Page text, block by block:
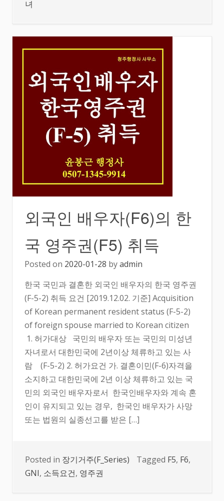
녀
외국인 배우자(F6)의 한
국 영주권(F5) 취득
Posted on 2020-01-28 byadmin
한국 국민과 결혼한 외국인 배우자의 한국 영주권
(F-5-2) 취득 요건 [2019.12.02. 기준] Acquisition
of Korean permanent resident status (F-5-2)
of foreign spouse married to Korean citizen
1. 허가대상 국민의 배우자 또는 국민의 미성년
자녀로서 대한민국에 2년이상 체류하고 있는 사
람 (F-5-2) 2. 허가요건 가. 결혼이민(F-6)자격을
소지하고 대한민국에 2년 이상 체류하고 있는 국
민의 외국인 배우자로서 한국인배우자와 계속 혼
인이 유지되고 있는 경우, 한국인 배우자가 사망
또는 법원의 실종선고를 받은 […]
Posted in 장기거주(F_Series) Tagged F5, F6,
GNI, 소득요건, 영주권